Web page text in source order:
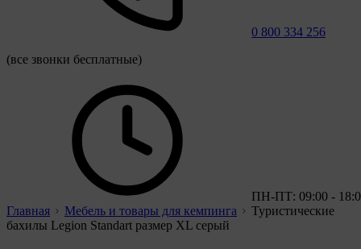
0 800 334 256
(все звонки бесплатные)
ПН-ПТ: 09:00 -
Главная
Мебель и товары для кемпинга
Туристические
бахилы Legion Standart размер XL серый